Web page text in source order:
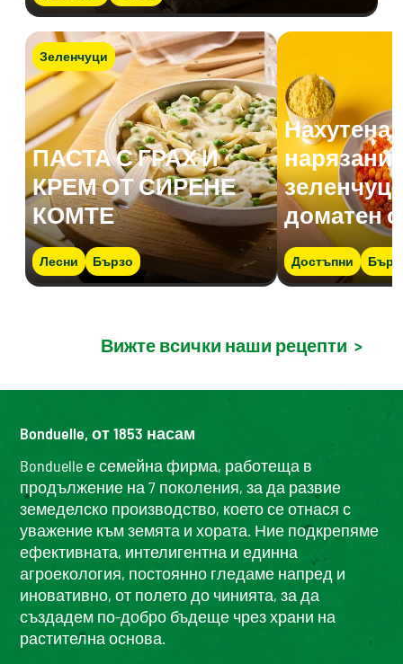
Зеленчуци
ПАСТА С ГРАХ И
КРЕМ ОТ СИРЕНЕ
КОМТЕ
Лесни Бързо
Нахутена
нарязани
доматен
Достъпни
Вижте всички наши рецепти >
Bonduelle, от 1853 насам
Bonduelle е семейна фирма, работеща в
продължение на 7 поколения, за да развие
земеделско производство, което се отнася с
уважение към земята и хората. Ние подкрепяме
ефективната, интелигентна и единна
агроекология, постоянно гледаме напред и
иновативно, от полето до чинията, за да
създадем по-добро бъдеще чрез храни на
растителна основа.